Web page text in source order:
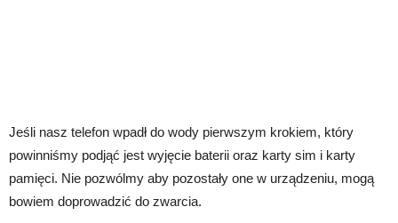
Jeśli nasz telefon wpadł do wody pierwszym krokiem, który
powinniśmy podjąć jest wyjęcie baterii oraz karty sim i karty
pamięci. Nie pozwólmy aby pozostały one w urządzeniu, mogą
bowiem doprowadzić do zwarcia.